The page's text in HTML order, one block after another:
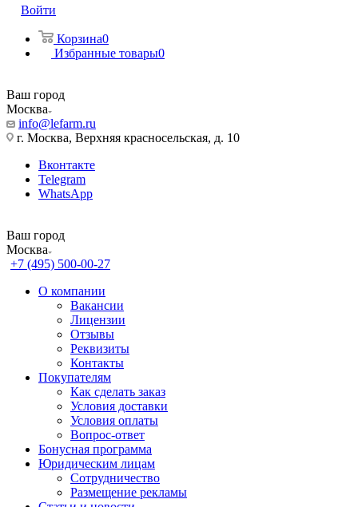
Войти
Корзина0
Избранные товары0
Ваш город
Москва
info@lefarm.ru
г. Москва, Верхняя красносельская, д. 10
Вконтакте
Telegram
WhatsApp
Ваш город
Москва
+7 (495) 500-00-27
О компании
Вакансии
Лицензии
Отзывы
Реквизиты
Контакты
Покупателям
Как сделать заказ
Условия доставки
Условия оплаты
Вопрос-ответ
Бонусная программа
Юридическим лицам
Сотрудничество
Размещение рекламы